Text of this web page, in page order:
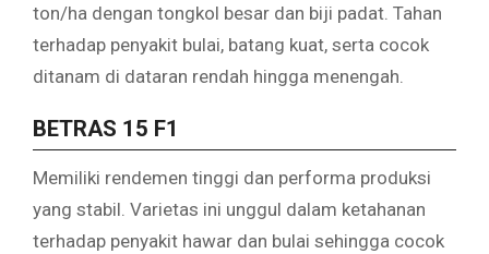
ton/ha dengan tongkol besar dan biji padat. Tahan
terhadap penyakit bulai, batang kuat, serta cocok
ditanam di dataran rendah hingga menengah.
BETRAS 15 F1
Memiliki rendemen tinggi dan performa produksi
yang stabil. Varietas ini unggul dalam ketahanan
terhadap penyakit hawar dan bulai sehingga cocok